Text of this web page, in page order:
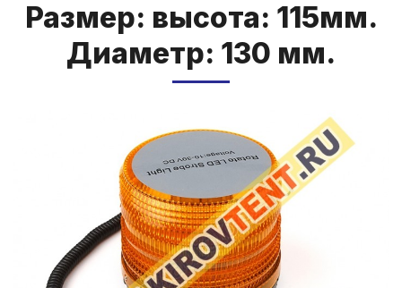
Раз­мер: вы­со­та: 115мм.
Ди­а­метр: 130 мм.